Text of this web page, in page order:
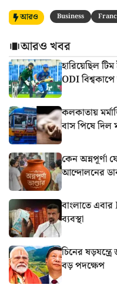
আরও Business
আরও খবর
হারিয়েছিল
ODI
কলকাতায়
বাস পিষে দিল
কেন অন্নপূর্ণা
আন্দোলনের
বাংলাতে
ব্যবস্থা
চিনের
বড় পদক্ষেপ